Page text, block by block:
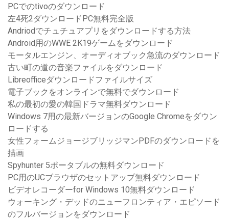
PCでのtivoのダウンロード
左4死2ダウンロードPC無料完全版
Andriodでチュチュアプリをダウンロードする方法
Android用のWWE 2K19ゲームをダウンロード
モータルエンジン、オーディオブック急流のダウンロード
古い町の道の音楽ファイルをダウンロード
Libreofficeダウンロードファイルサイズ
電子ブックをオンラインで無料でダウンロード
私の最初の愛の韓国ドラマ無料ダウンロード
Windows 7用の最新バージョンのGoogle Chromeをダウン
ロードする
女性フォームジョージブリッジマンPDFのダウンロードを
描画
Spyhunter 5ポータブルの無料ダウンロード
PC用のUCブラウザのセットアップ無料ダウンロード
ビデオレコーダーfor Windows 10無料ダウンロード
ウォーキング・デッドのニューフロンティア・エピソード
のフルバージョンをダウンロード